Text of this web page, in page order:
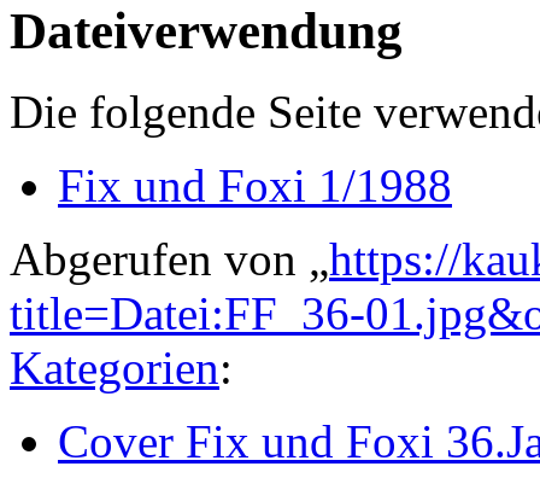
Dateiverwendung
Die folgende Seite
Fix und Foxi 1/1988
Abgerufen von „https://
title=Datei:FF_36-
Kategorien:
Cover Fix und Foxi